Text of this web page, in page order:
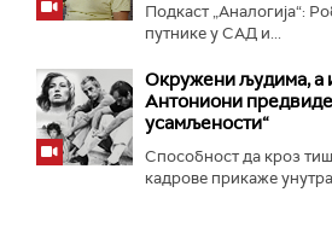
Подкаст „Аналогија“:
путнике у САД и...
Окружени људима, а
Антониони
усамљености“
Способност да кроз
кадрове прикаже